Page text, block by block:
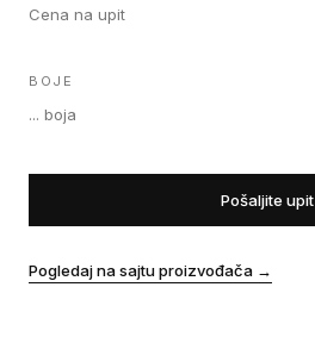
Cena na upit
BOJE
... boja
Pošaljite upit
Pogledaj na sajtu proizvođača →